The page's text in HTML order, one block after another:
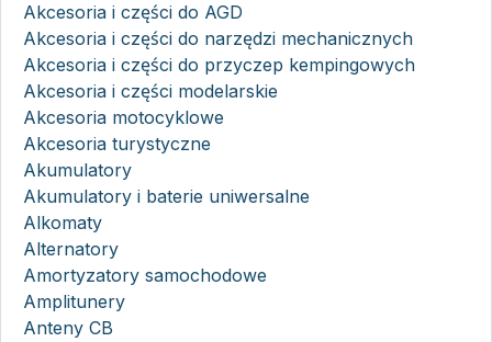
Akcesoria i części do AGD
Akcesoria i części do narzędzi mechanicznych
Akcesoria i części do przyczep kempingowych
Akcesoria i części modelarskie
Akcesoria motocyklowe
Akcesoria turystyczne
Akumulatory
Akumulatory i baterie uniwersalne
Alkomaty
Alternatory
Amortyzatory samochodowe
Amplitunery
Anteny CB